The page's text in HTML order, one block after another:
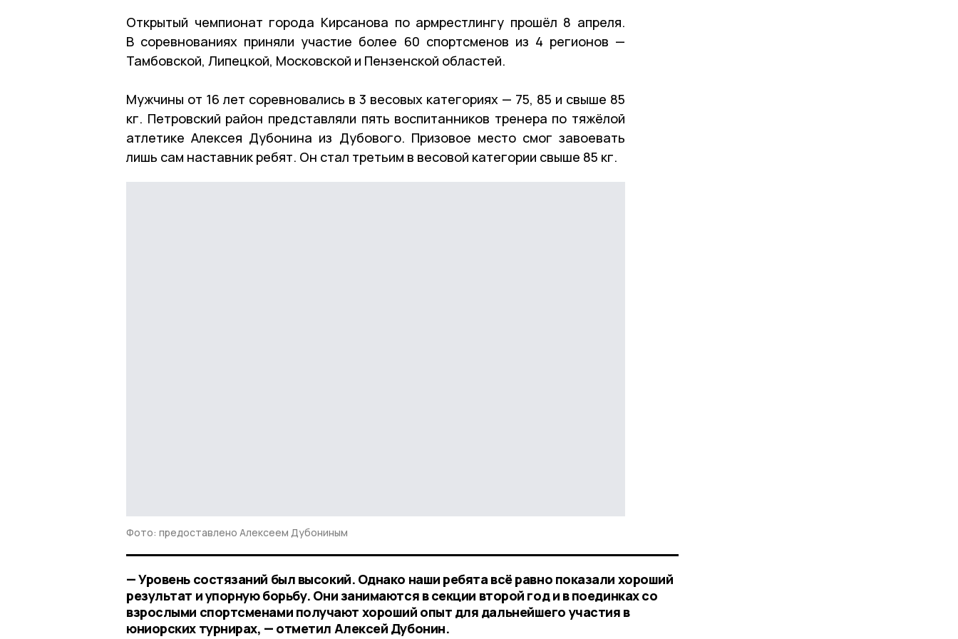
Открытый чемпионат города Кирсанова по армрестлингу прошёл 8 апреля.
В соревнованиях приняли участие более 60 спортсменов из 4 регионов —
Тамбовской, Липецкой, Московской и Пензенской областей.
Мужчины от 16 лет соревновались в 3 весовых категориях — 75, 85 и свыше 85
кг. Петровский район представляли пять воспитанников тренера по тяжёлой
атлетике Алексея Дубонина из Дубового. Призовое место смог завоевать
лишь сам наставник ребят. Он стал третьим в весовой категории свыше 85 кг.
Фото: предоставлено Алексеем Дубониным
— Уровень состязаний был высокий. Однако наши ребята всё равно показали хороший
результат и упорную борьбу. Они занимаются в секции второй год и в поединках со
взрослыми спортсменами получают хороший опыт для дальнейшего участия в
юниорских турнирах, — отметил Алексей Дубонин.